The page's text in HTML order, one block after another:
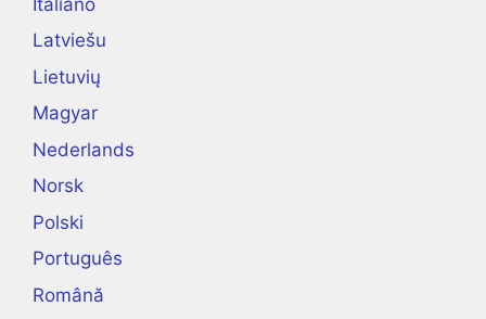
Latviešu
Lietuvių
Magyar
Nederlands
Norsk
Polski
Português
Română